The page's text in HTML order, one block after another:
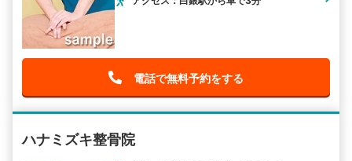
電話で無料予約をする
ハナミズキ整骨院